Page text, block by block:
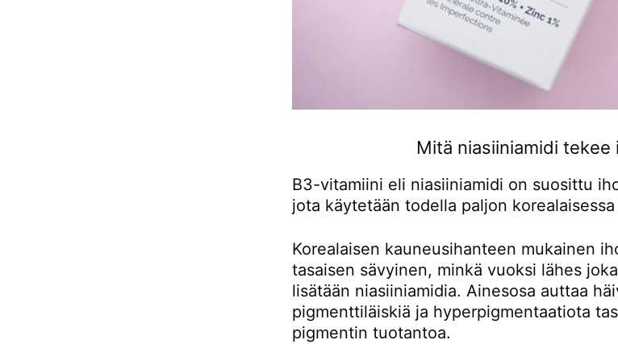
Mitä niasiiniamidi tekee
B3-vitamiini eli niasiiniamidi on suosittu
jota käytetään todella paljon
Korealaisen kauneusihanteen mukainen
tasaisen sävyinen, minkä vuoksi lähes
lisätään niasiiniamidia. Ainesosa auttaa
pigmenttiläiskiä ja hyperpigmentaatiota
pigmentin tuotantoa.